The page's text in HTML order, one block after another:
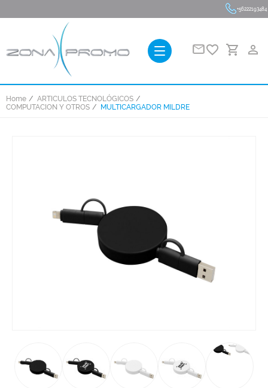
+56222193484
favorite_border person_outline
Home
ARTICULOS TECNOLÓGICOS
COMPUTACION Y OTROS
MULTICARGADOR MILDRE